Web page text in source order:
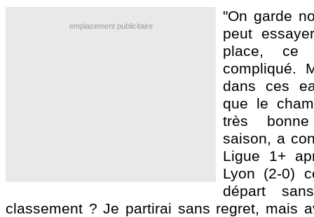
emplacement publicitaire
"On garde
peut
place, ce
compliqué.
dans ces
que le
très
saison, a
Ligue 1+
Lyon (2-0)
départ
classement ? Je partirai sans regret, mais